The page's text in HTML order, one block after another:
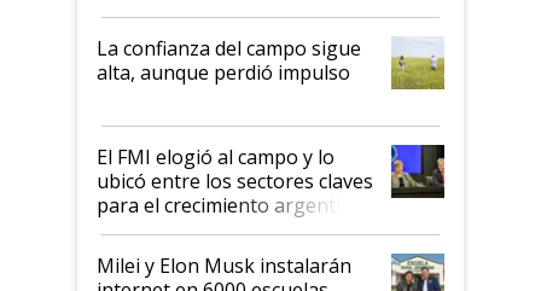
kirchnerismo era como "darle
plata a un hijo para droga":
Juan Félix Rossetti, el libertario
que de una dura crisis salió
de Milei
La confianza del campo sigue
alta, aunque perdió impulso
El FMI elogió al campo y lo
ubicó entre los sectores claves
para el crecimiento argentino
Milei y Elon Musk instalarán